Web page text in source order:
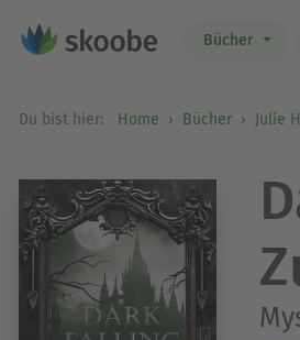
Bücher
Du bist hier: Home Bücher Julie